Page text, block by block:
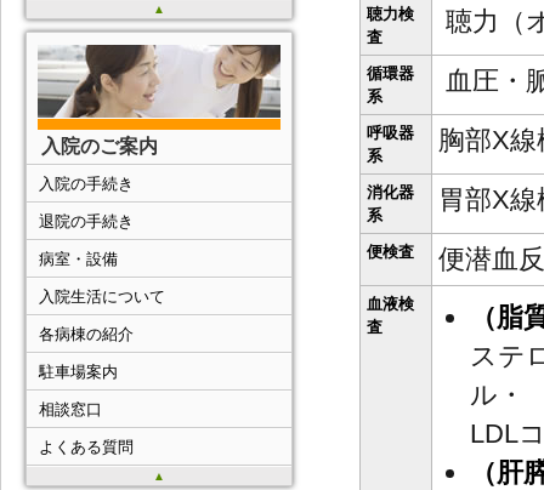
聴力検
査
聴力（
循環器
系
血圧・
呼吸器
系
胸部X
消化器
系
胃部X
便検査 便潜血
血液検
査
（脂
ステ
LDL
（肝
▲
入院のご案内
▲
入院の手続き
退院の手続き
病室・設備
入院生活について
各病棟の紹介
駐車場案内
相談窓口
よくある質問